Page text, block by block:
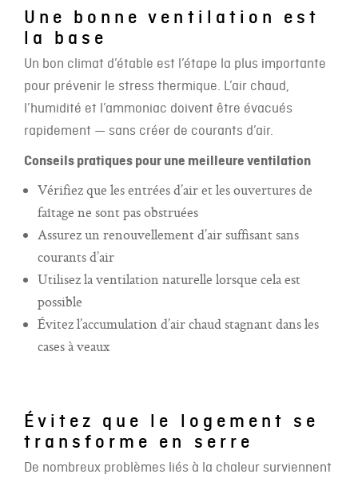
Une bonne ventilation est
la base
Un bon climat d’étable est l’étape la plus importante
pour prévenir le stress thermique. L’air chaud,
l’humidité et l’ammoniac doivent être évacués
rapidement — sans créer de courants d’air.
Conseils pratiques pour une meilleure ventilation
Vérifiez que les entrées d’air et les ouvertures de
faîtage ne sont pas obstruées
Assurez un renouvellement d’air suffisant sans
courants d’air
Utilisez la ventilation naturelle lorsque cela est
possible
Évitez l’accumulation d’air chaud stagnant dans les
cases à veaux
Évitez que le logement se
transforme en serre
De nombreux problèmes liés à la chaleur surviennent